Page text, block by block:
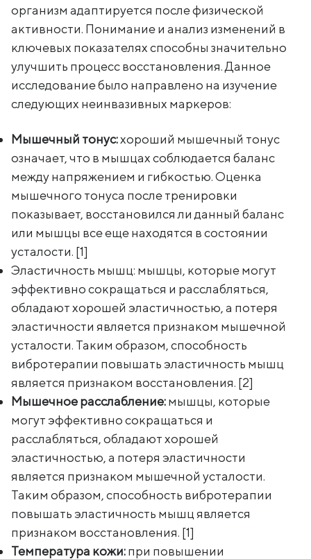
организм адаптируется после физической
активности. Понимание и анализ изменений в
ключевых показателях способны значительно
улучшить процесс восстановления. Данное
исследование было направлено на изучение
следующих неинвазивных маркеров:
Мышечный тонус:хороший мышечный тонус
означает, что в мышцах соблюдается баланс
между напряжением и гибкостью. Оценка
мышечного тонуса после тренировки
показывает, восстановился ли данный баланс
или мышцы все еще находятся в состоянии
усталости. [1]
Эластичность мышц: мышцы, которые могут
эффективно сокращаться и расслабляться,
обладают хорошей эластичностью, а потеря
эластичности является признаком мышечной
усталости. Таким образом, способность
вибротерапии повышать эластичность мышц
является признаком восстановления. [2]
Мышечное расслабление:мышцы, которые
могут эффективно сокращаться и
расслабляться, обладают хорошей
эластичностью, а потеря эластичности
является признаком мышечной усталости.
Таким образом, способность вибротерапии
повышать эластичность мышц является
признаком восстановления. [1]
Температура кожи:при повышении